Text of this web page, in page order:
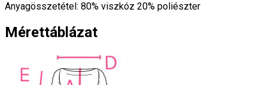
Anyagösszetétel: 80% viszkóz 20% poliészter
Mérettáblázat